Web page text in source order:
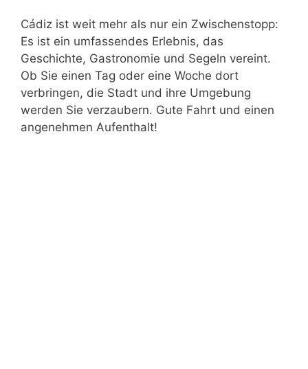
Cádiz ist weit mehr als nur ein Zwischenstopp:
Es ist ein umfassendes Erlebnis, das
Geschichte, Gastronomie und Segeln vereint.
Ob Sie einen Tag oder eine Woche dort
verbringen, die Stadt und ihre Umgebung
werden Sie verzaubern. Gute Fahrt und einen
angenehmen Aufenthalt!